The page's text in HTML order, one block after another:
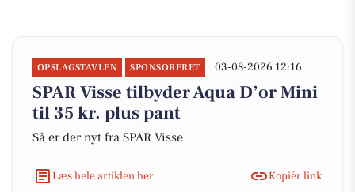
OPSLAGSTAVLEN SPONSORERET 03-08-2026 12:16
SPAR Visse tilbyder Aqua D’or Mini
til 35 kr. plus pant
Så er der nyt fra SPAR Visse
Læs hele artiklen her Kopiér link